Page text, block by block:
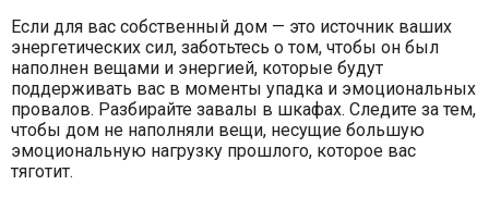
Если для вас собственный дом — это источник ваших
энергетических сил, заботьтесь о том, чтобы он был
наполнен вещами и энергией, которые будут
поддерживать вас в моменты упадка и эмоциональных
провалов. Разбирайте завалы в шкафах. Следите за тем,
чтобы дом не наполняли вещи, несущие большую
эмоциональную нагрузку прошлого, которое вас
тяготит.